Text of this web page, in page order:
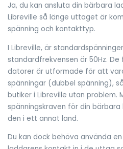
Ja, du kan ansluta din bärbara
Libreville så länge uttaget är
spänning och kontakttyp.
I Libreville, är
standardfrekvensen är 50Hz.
datorer är utformade för att
spänningar (dubbel spänning),
butiker i Libreville utan problem.
spänningskraven för din
den i ett annat land.
Du kan dock behöva använda